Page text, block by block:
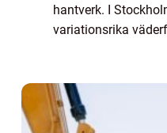
hantverk. I
variationsrika